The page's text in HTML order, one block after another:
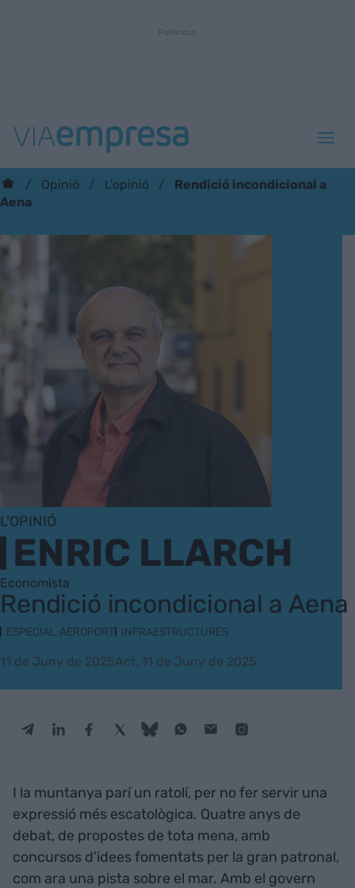
Opinió L'opinió
Rendició incondicional a
Aena
L'OPINIÓ
ENRIC LLARCH
Economista
Rendició incondicional a Aena
ESPECIAL AEROPORT INFRAESTRUCTURES
11 de Juny de 2025Act. 11 de Juny de 2025
I la muntanya parí un ratolí, per no fer servir una
expressió més escatològica. Quatre anys de
debat, de propostes de tota mena, amb
concursos d’idees fomentats per la gran patronal,
com ara una pista sobre el mar. Amb el govern